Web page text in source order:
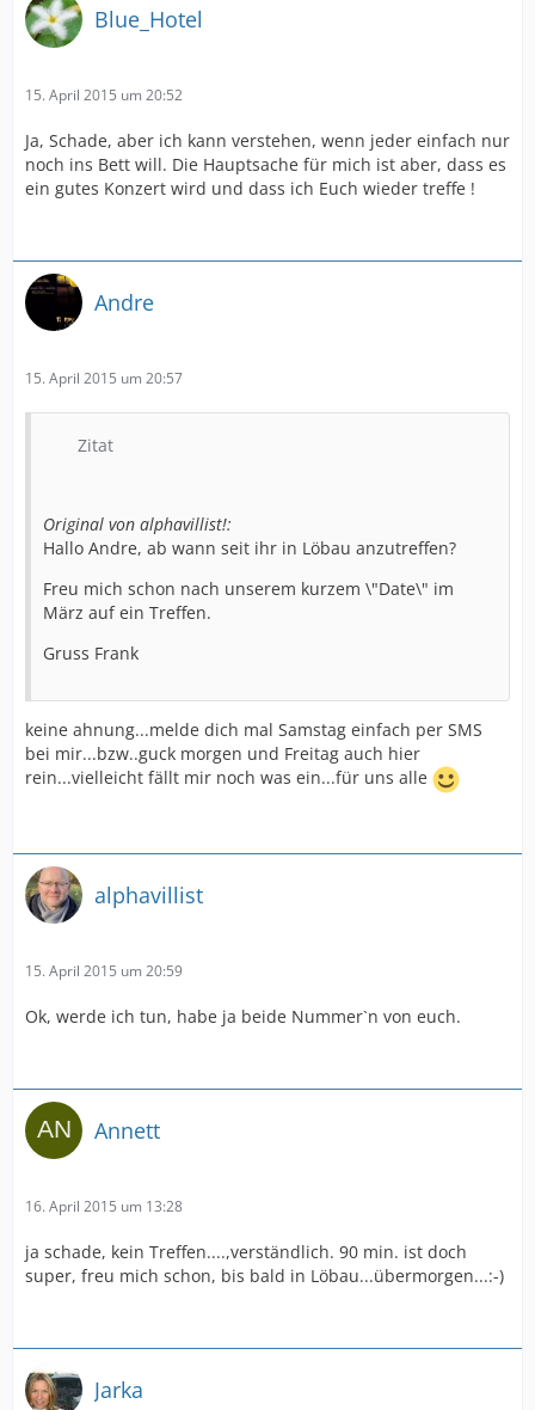
Blue_Hotel
15. April 2015 um 20:52
Ja, Schade, aber ich kann verstehen, wenn jeder einfach nur
noch ins Bett will. Die Hauptsache für mich ist aber, dass es
ein gutes Konzert wird und dass ich Euch wieder treffe !
Andre
15. April 2015 um 20:57
Zitat
Original von alphavillist!:
Hallo Andre, ab wann seit ihr in Löbau anzutreffen?
Freu mich schon nach unserem kurzem \"Date\" im
März auf ein Treffen.
Gruss Frank
keine ahnung...melde dich mal Samstag einfach per SMS
bei mir...bzw..guck morgen und Freitag auch hier
rein...vielleicht fällt mir noch was ein...für uns alle
alphavillist
15. April 2015 um 20:59
Ok, werde ich tun, habe ja beide Nummer`n von euch.
Annett
16. April 2015 um 13:28
ja schade, kein Treffen....,verständlich. 90 min. ist doch
super, freu mich schon, bis bald in Löbau...übermorgen...:-)
Jarka